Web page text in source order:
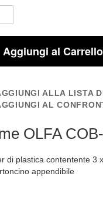
Aggiungi al Carrello
ALLA LISTA
AL
OLFA
di plastica contentente 3
appendibile